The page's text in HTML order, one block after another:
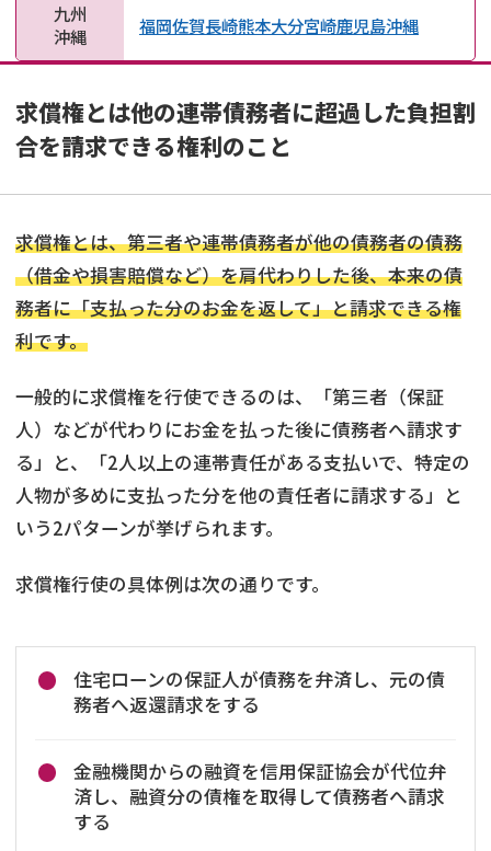
九州
沖縄
福岡佐賀長崎熊本大分宮崎鹿児島沖縄
求償権とは他の連帯債務者に超過した負担割
合を請求できる権利のこと
求償権とは、第三者や連帯債務者が他の債務者の債務
（借金や損害賠償など）を肩代わりした後、本来の債
務者に「支払った分のお金を返して」と請求できる権
利です。
一般的に求償権を行使できるのは、「第三者（保証
人）などが代わりにお金を払った後に債務者へ請求す
る」と、「2人以上の連帯責任がある支払いで、特定の
人物が多めに支払った分を他の責任者に請求する」と
いう2パターンが挙げられます。
求償権行使の具体例は次の通りです。
住宅ローンの保証人が債務を弁済し、元の債
務者へ返還請求をする
金融機関からの融資を信用保証協会が代位弁
済し、融資分の債権を取得して債務者へ請求
する